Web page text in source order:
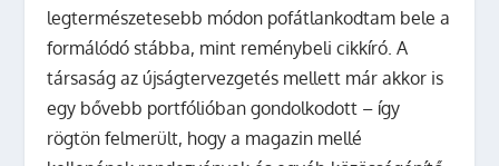
legtermészetesebb módon pofátlankodtam bele a
formálódó stábba, mint reménybeli cikkíró. A
társaság az újságtervezgetés mellett már akkor is
egy bővebb portfólióban gondolkodott – így
rögtön felmerült, hogy a magazin mellé